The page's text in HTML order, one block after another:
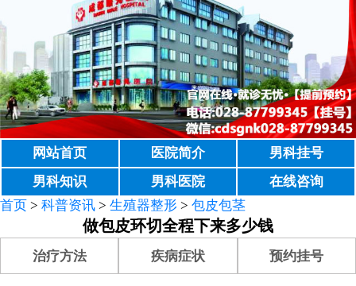
网站首页 医院简介
男科挂号
男科知识
男科医院
在线咨询
首页 > 科普资讯 > 生殖器整形 > 包皮包茎
做包皮环切全程下来多少钱
治疗方法 疾病症状 预约挂号